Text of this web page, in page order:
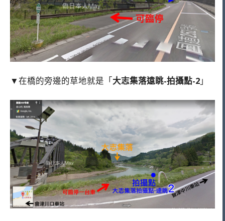
▼在橋的旁邊的草地就是「大志集落遠眺-拍攝點-2」